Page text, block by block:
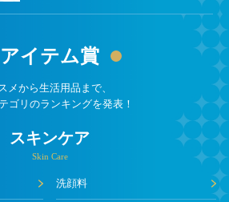
アイテム賞
メから生活用品まで、
ゴリのランキングを発表！
スキンケア
Skin Care
洗顔料